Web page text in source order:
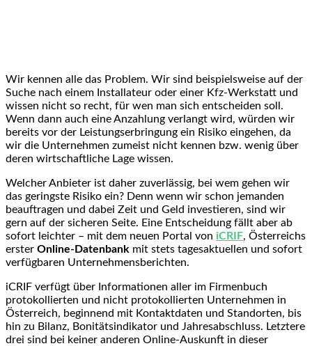
Wir kennen alle das Problem. Wir sind beispielsweise auf der
Suche nach einem Installateur oder einer Kfz-Werkstatt und
wissen nicht so recht, für wen man sich entscheiden soll.
Wenn dann auch eine Anzahlung verlangt wird, würden wir
bereits vor der Leistungserbringung ein Risiko eingehen, da
wir die Unternehmen zumeist nicht kennen bzw. wenig über
deren wirtschaftliche Lage wissen.
Welcher Anbieter ist daher zuverlässig, bei wem gehen wir
das geringste Risiko ein? Denn wenn wir schon jemanden
beauftragen und dabei Zeit und Geld investieren, sind wir
gern auf der sicheren Seite. Eine Entscheidung fällt aber ab
sofort leichter – mit dem neuen Portal von iCRIF, Österreichs
erster Online-Datenbank mit stets tagesaktuellen und sofort
verfügbaren Unternehmensberichten.
iCRIF verfügt über Informationen aller im Firmenbuch
protokollierten und nicht protokollierten Unternehmen in
Österreich, beginnend mit Kontaktdaten und Standorten, bis
hin zu Bilanz, Bonitätsindikator und Jahresabschluss. Letztere
drei sind bei keiner anderen Online-Auskunft in dieser